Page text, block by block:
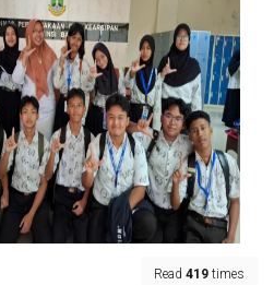
Read 419 times